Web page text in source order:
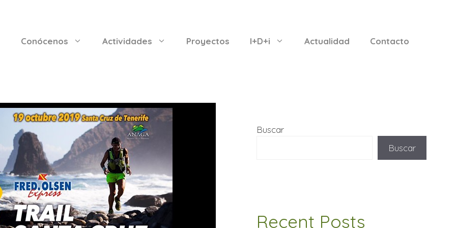
Conócenos
Actividades Proyectos I+D+i Actualidad Contacto
Buscar
Buscar
Recent Posts